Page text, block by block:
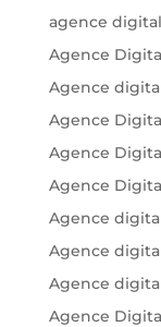
agence
Agence
Agence
Agence
Agence
Agence
Agence
Agence
Agence
Agence